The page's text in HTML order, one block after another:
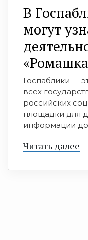
В
могут
Госпаблики —
всех
российских
площадки для
информации до
Читать далее